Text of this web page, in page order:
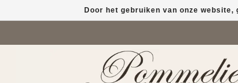
Door het gebruiken van onze